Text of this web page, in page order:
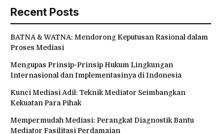
Recent Posts
BATNA & WATNA: Mendorong Keputusan Rasional dalam
Proses Mediasi
Mengupas Prinsip-Prinsip Hukum Lingkungan
Internasional dan Implementasinya di Indonesia
Kunci Mediasi Adil: Teknik Mediator Seimbangkan
Kekuatan Para Pihak
Mempermudah Mediasi: Perangkat Diagnostik Bantu
Mediator Fasilitasi Perdamaian